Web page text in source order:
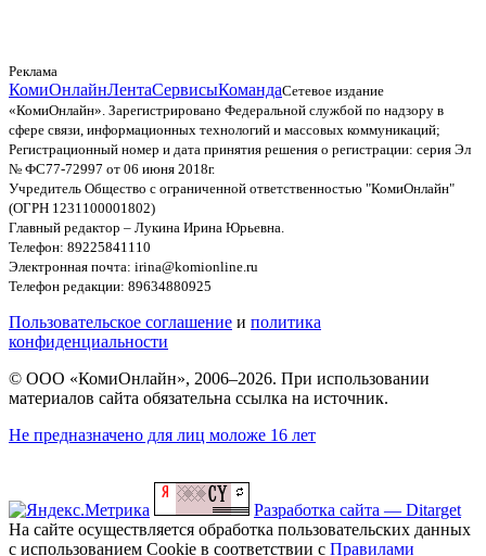
Реклама
КомиОнлайнЛентаСервисыКомандаСетевое издание
«КомиОнлайн». Зарегистрировано Федеральной службой по надзору в
сфере связи, информационных технологий и массовых коммуникаций;
Регистрационный номер и дата принятия решения о регистрации: серия Эл
№ ФС77-72997 от 06 июня 2018г.
Учредитель Общество с ограниченной ответственностью "КомиОнлайн"
(ОГРН 1231100001802)
Главный редактор – Лукина Ирина Юрьевна.
Телефон: 89225841110
Электронная почта: irina@komionline.ru
Телефон редакции: 89634880925
Пользовательское соглашение и политика
конфиденциальности
© ООО «КомиОнлайн», 2006–2026. При использовании
материалов сайта обязательна ссылка на источник.
Не предназначено для лиц моложе 16 лет
Разработка сайта — Ditarget
На сайте осуществляется обработка пользовательских данных
с использованием Cookie в соответствии с Правилами